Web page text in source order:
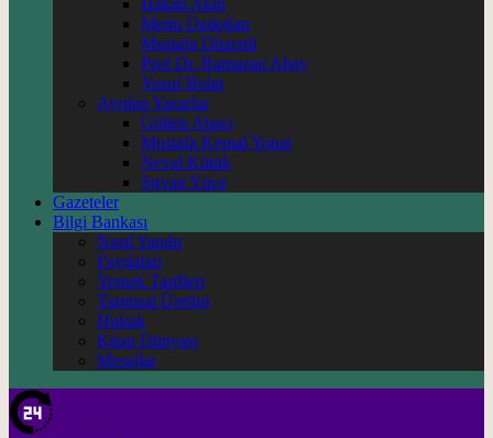
Hakan Akın
Metin Özdoğan
Mustafa Düzenli
Prof Dr. Ramazan Abay
Yusuf Bolat
Ayrılan Yazarlar
Gülten Abacı
Mustafa Kemal Yonat
Neval Kütük
Şirvan Yüce
Gazeteler
Bilgi Bankası
Nasıl Yapılır
Faydaları
Yemek Tarifleri
Tarımsal Üretim
Hukuk
Kitap Dünyası
Mesajlar